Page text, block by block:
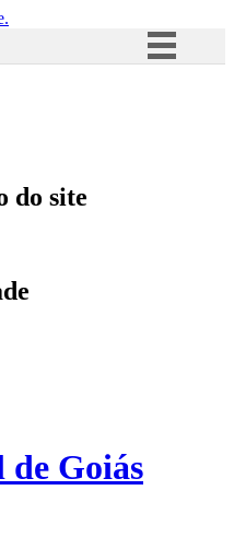
Acesso à informação
do site
Goiás